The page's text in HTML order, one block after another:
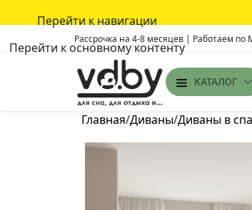
Перейти к навигации
Перейти к основному контенту
Рассрочка на 4-8 месяцев | Работаем
КАТАЛОГ
Главная/Диваны/Диваны в